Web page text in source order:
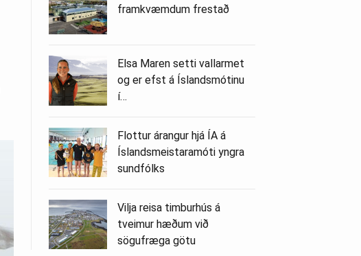
framkvæmdum frestað
Elsa Maren setti vallarmet
og er efst á Íslandsmótinu
í…
Flottur árangur hjá ÍA á
Íslandsmeistaramóti yngra
sundfólks
Vilja reisa timburhús á
tveimur hæðum við
sögufræga götu